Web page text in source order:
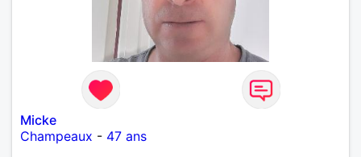
Micke
Champeaux - 47 ans